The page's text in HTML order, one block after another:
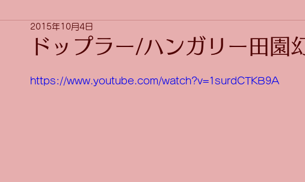
講師の演奏 曲や演奏の話
ドップラー/ハンガリー田
2015年10月4日
https://www.youtube.com/watch?v=1surdCTKB9A